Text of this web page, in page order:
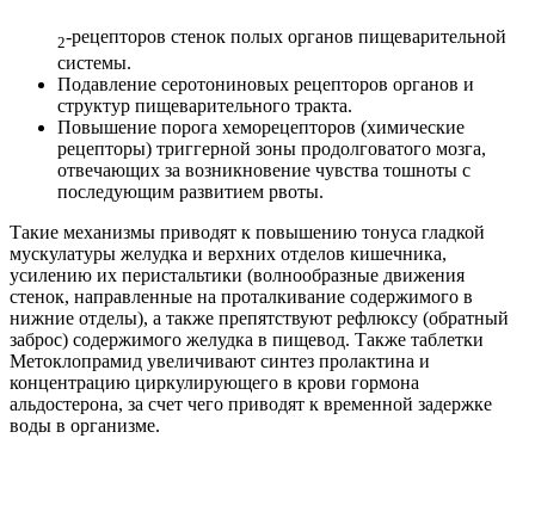
2-рецепторов стенок полых органов пищеварительной
системы.
Подавление серотониновых рецепторов органов и
структур пищеварительного тракта.
Повышение порога хеморецепторов (химические
рецепторы) триггерной зоны продолговатого мозга,
отвечающих за возникновение чувства тошноты с
последующим развитием рвоты.
Такие механизмы приводят к повышению тонуса гладкой
мускулатуры желудка и верхних отделов кишечника,
усилению их перистальтики (волнообразные движения
стенок, направленные на проталкивание содержимого в
нижние отделы), а также препятствуют рефлюксу (обратный
заброс) содержимого желудка в пищевод. Также таблетки
Метоклопрамид увеличивают синтез пролактина и
концентрацию циркулирующего в крови гормона
альдостерона, за счет чего приводят к временной задержке
воды в организме.